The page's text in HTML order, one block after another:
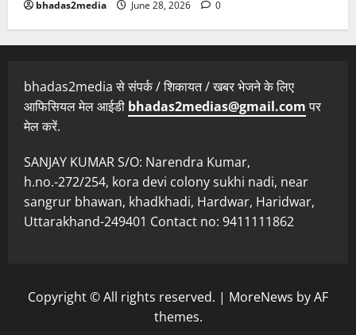
bhadas2media June 28, 2026 0
bhadas2media से संपर्क / शिकायत / खबर भेजने के लिए
आफिसियल मेल आईडी bhadas2medias@gmail.comपर
मेल करें.
SANJAY KUMAR S/O: Narendra Kumar,
h.no.-272/254, kora devi colony sukhi nadi, near
sangrur bhawan, khadkhadi, Hardwar, Haridwar,
Uttarakhand-249401 Contact no: 9411111862
Copyright © All rights reserved. | MoreNews by AF
themes.